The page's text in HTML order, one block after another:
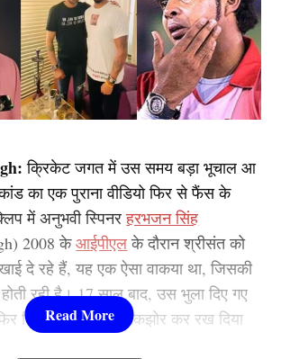
क्रिकेट जगत में उस समय बड़ा भूचाल आ
का एक पुराना वीडियो फिर से फैंस के
में अनुभवी स्पिनरहरभजन सिंह
2008 केआईपीएलके दौरान श्रीसंत को
दे रहे हैं, यह एक ऐसा वाकया था, जिसकी
रही है। 17 साल बाद, उस भुला दिए गए
क्रिकेट जगत को झकझोर कर रख दिया